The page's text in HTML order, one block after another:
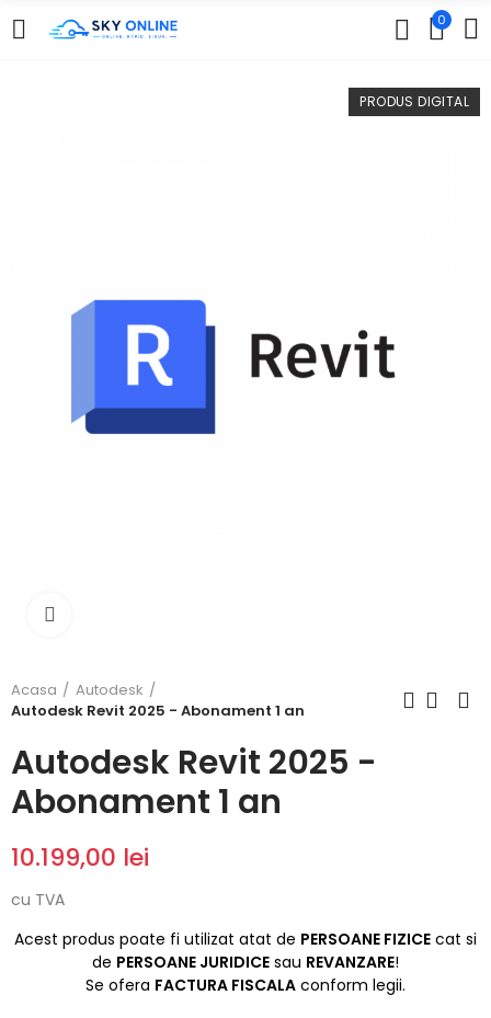
0
PRODUS DIGITAL
Acasa
Autodesk
Autodesk Revit 2025 - Abonament 1 an
Autodesk Revit 2025 -
Abonament 1 an
10.199,00 lei
cu TVA
Acest produs poate fi utilizat atat de PERSOANE FIZICE cat si
de PERSOANE JURIDICE sau REVANZARE!
Se ofera FACTURA FISCALA conform legii.